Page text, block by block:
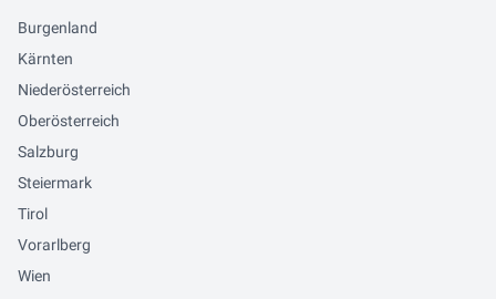
Burgenland
Kärnten
Niederösterreich
Oberösterreich
Salzburg
Steiermark
Tirol
Vorarlberg
Wien